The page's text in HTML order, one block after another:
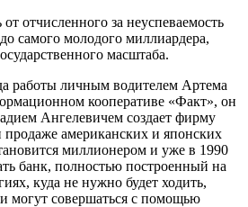
отчисленного за неуспеваемость
самого молодого миллиардера,
масштаба.
работы личным водителем Артема
кооперативе «Факт», он
Ангелевичем создает фирму
продаже американских и японских
миллионером и уже в 1990
банк, полностью построенный на
куда не нужно будет ходить,
могут совершаться с помощью